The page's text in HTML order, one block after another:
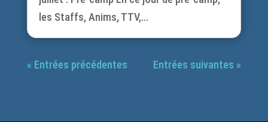
les Staffs, Anims, TTV,...
« Entrées précédentes Entrées suivantes »